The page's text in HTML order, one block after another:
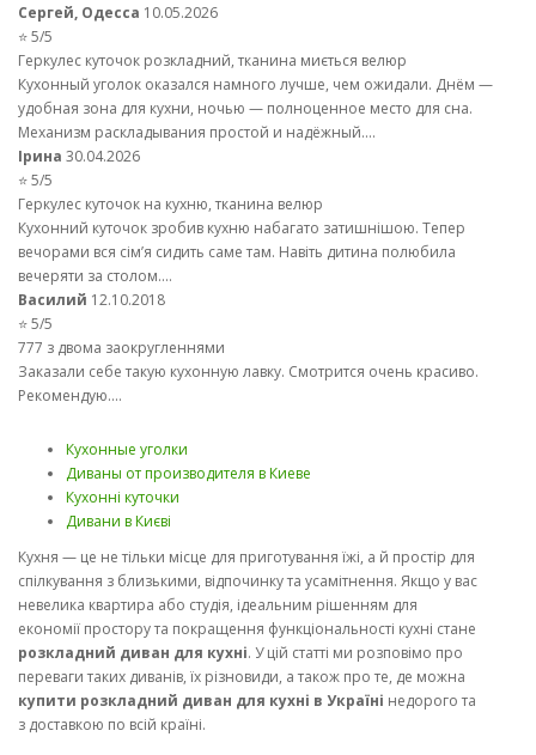
Сергей, Одесса 10.05.2026
⭐ 5/5
Геркулес куточок розкладний, тканина миється велюр
Кухонный уголок оказался намного лучше, чем ожидали. Днём —
удобная зона для кухни, ночью — полноценное место для сна.
Механизм раскладывания простой и надёжный....
Ірина 30.04.2026
⭐ 5/5
Геркулес куточок на кухню, тканина велюр
Кухонний куточок зробив кухню набагато затишнішою. Тепер
вечорами вся сім’я сидить саме там. Навіть дитина полюбила
вечеряти за столом....
Василий 12.10.2018
⭐ 5/5
777 з двома заокругленнями
Заказали себе такую кухонную лавку. Смотрится очень красиво.
Рекомендую....
Кухонные уголки
Диваны от производителя в Киеве
Кухонні куточки
Дивани в Києві
Кухня — це не тільки місце для приготування їжі, а й простір для
спілкування з близькими, відпочинку та усамітнення. Якщо у вас
невелика квартира або студія, ідеальним рішенням для
економії простору та покращення функціональності кухні стане
розкладний диван для кухні. У цій статті ми розповімо про
переваги таких диванів, їх різновиди, а також про те, де можна
купити розкладний диван для кухні в Україні недорого та
з доставкою по всій країні.